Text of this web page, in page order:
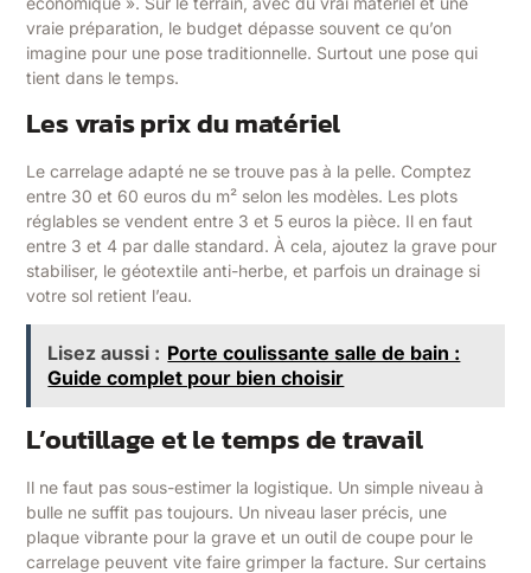
vraie préparation, le budget dépasse souvent ce qu’on
imagine pour une pose traditionnelle. Surtout une pose qui
tient dans le temps.
Les vrais prix du matériel
Le carrelage adapté ne se trouve pas à la pelle. Comptez
entre 30 et 60 euros du m² selon les modèles. Les plots
réglables se vendent entre 3 et 5 euros la pièce. Il en faut
entre 3 et 4 par dalle standard. À cela, ajoutez la grave pour
stabiliser, le géotextile anti-herbe, et parfois un drainage si
votre sol retient l’eau.
Lisez aussi : Porte coulissante salle de bain :
Guide complet pour bien choisir
L’outillage et le temps de travail
Il ne faut pas sous-estimer la logistique. Un simple niveau à
bulle ne suffit pas toujours. Un niveau laser précis, une
plaque vibrante pour la grave et un outil de coupe pour le
carrelage peuvent vite faire grimper la facture. Sur certains